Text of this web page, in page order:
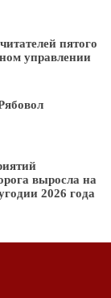
пятого
управлении
выросла на
2026 года